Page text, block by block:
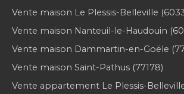
Vente maison Le Plessis-Belleville
Vente maison Nanteuil-le-Haudouin
Vente maison Dammartin-en-Goële
Vente maison Saint-Pathus (77178)
Vente appartement Le Plessis-